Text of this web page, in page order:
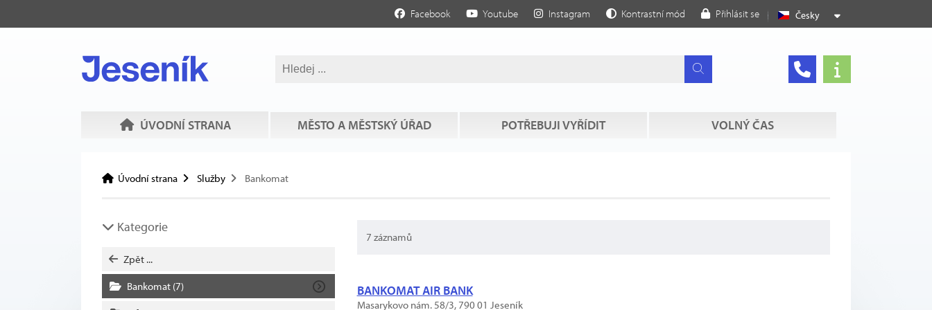
Česky
Facebook Youtube Instagram Kontrastní mód Přihlásit se
ÚVODNÍ STRANA MĚSTO A MĚSTSKÝ ÚŘAD POTŘEBUJI VYŘÍDIT VOLNÝ ČAS
Úvodní strana Služby Bankomat
Kategorie
Zpět ...
Bankomat (7)
7 záznamů
BANKOMAT AIR BANK
Masarykovo nám. 58/3, 790 01 Jeseník